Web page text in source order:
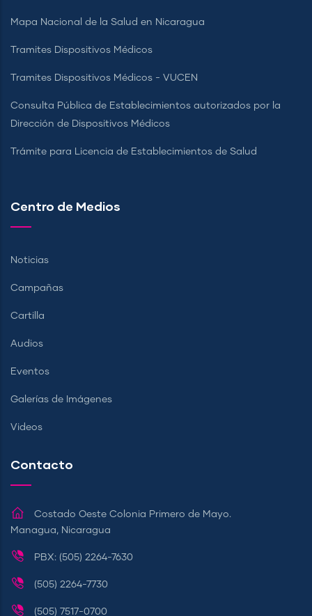
Mapa Nacional de la Salud en Nicaragua
Tramites Dispositivos Médicos
Tramites Dispositivos Médicos - VUCEN
Consulta Pública de Establecimientos autorizados por la
Dirección de Dispositivos Médicos
Trámite para Licencia de Establecimientos de Salud
Centro de Medios
Noticias
Campañas
Cartilla
Audios
Eventos
Galerías de Imágenes
Videos
Contacto
Costado Oeste Colonia Primero de Mayo.
Managua, Nicaragua
PBX: (505) 2264-7630
(505) 2264-7730
(505) 7517-0700